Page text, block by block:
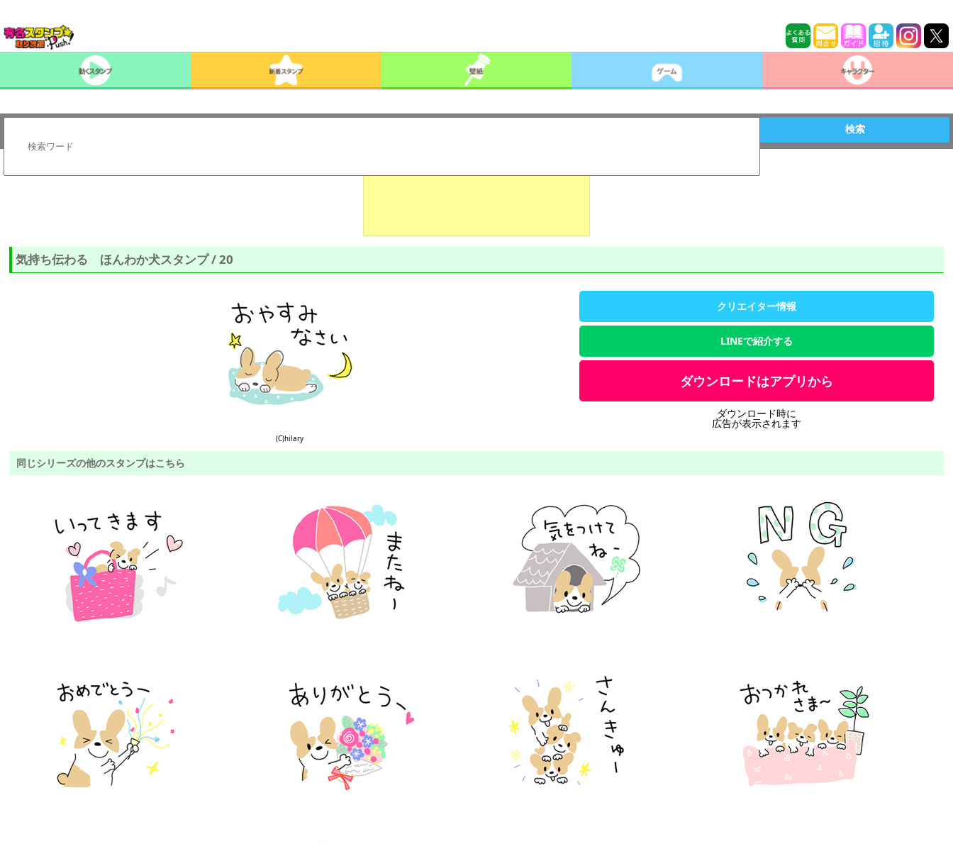
検索
気持ち伝わる ほんわか犬スタンプ / 20
(C)hilary
クリエイター情報
LINEで紹介する
ダウンロードはアプリから
ダウンロード時に
広告が表示されます
同じシリーズの他のスタンプはこちら